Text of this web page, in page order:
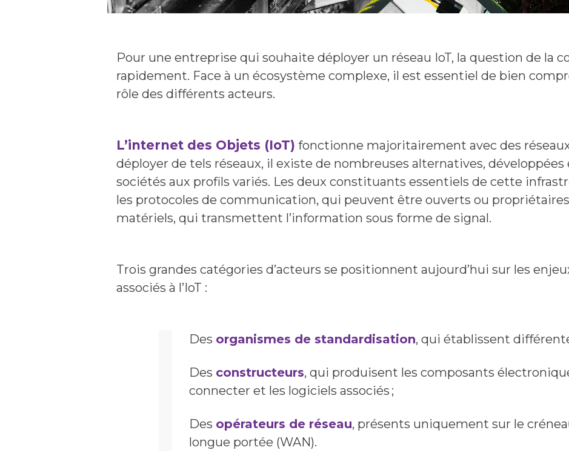
Pour une entreprise qui souhaite déployer un réseau IoT, la question de la
rapidement. Face à un écosystème complexe, il est essentiel de bien
rôle des différents acteurs.
L’internet des Objets (IoT) fonctionne majoritairement avec des
déployer de tels réseaux, il existe de nombreuses alternatives, développées
sociétés aux profils variés. Les deux constituants essentiels de cette
les protocoles de communication, qui peuvent être ouverts ou
matériels, qui transmettent l’information sous forme de signal.
Trois grandes catégories d’acteurs se positionnent aujourd’hui sur les
associés à l’IoT :
Des organismes de standardisation, qui établissent
Des constructeurs, qui produisent les composants
connecter et les logiciels associés ;
Des opérateurs de réseau, présents uniquement sur le
longue portée (WAN).